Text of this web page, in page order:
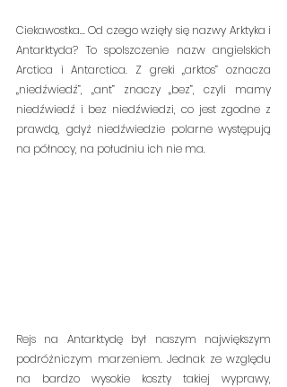
Ciekawostka... Od czego wzięły się nazwy Arktyka i
Antarktyda? To spolszczenie nazw angielskich
Arctica i Antarctica. Z greki „arktos” oznacza
„niedźwiedź”, „ant” znaczy „bez”, czyli mamy
niedźwiedź i bez niedźwiedzi, co jest zgodne z
prawdą, gdyż niedźwiedzie polarne występują
na północy, na południu ich nie ma.
Rejs na Antarktydę był naszym największym
podróżniczym marzeniem. Jednak ze względu
na bardzo wysokie koszty takiej wyprawy,